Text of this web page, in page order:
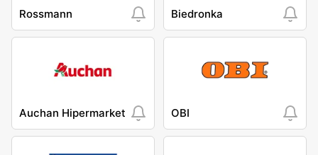
Rossmann Biedronka
Auchan Hipermarket OBI